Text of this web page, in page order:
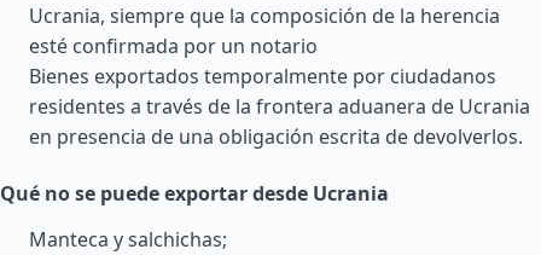
Ucrania, siempre que la composición de la herencia
esté confirmada por un notario
Bienes exportados temporalmente por ciudadanos
residentes a través de la frontera aduanera de Ucrania
en presencia de una obligación escrita de devolverlos.
Qué no se puede exportar desde Ucrania
Manteca y salchichas;